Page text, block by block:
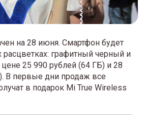
на 28 июня. Смартфон будет
расцветках: графитный черный и
25 990 рублей (64 ГБ) и 28
В первые дни продаж все
в подарок Mi True Wireless